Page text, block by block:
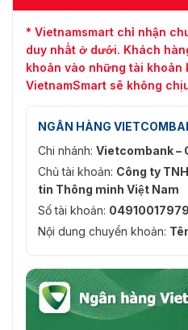
* Vietnamsmart chỉ nhận
duy nhất ở dưới. Khách
khoản vào những tài khoản
VietnamSmart sẽ không
NGÂN HÀNG
Chi nhánh: Vietcombank –
Chủ tài khoản: Công ty
tin Thông minh Việt Nam
Số tài khoản:
Nội dung chuyển khoản: